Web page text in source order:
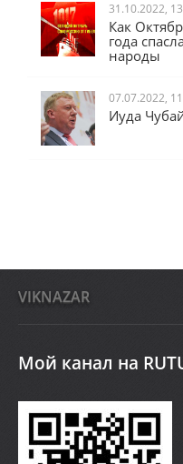
31.10.2022,
Как
года
народы
07.07.2022,
Иуда
VIKNAZAR
Мой канал на